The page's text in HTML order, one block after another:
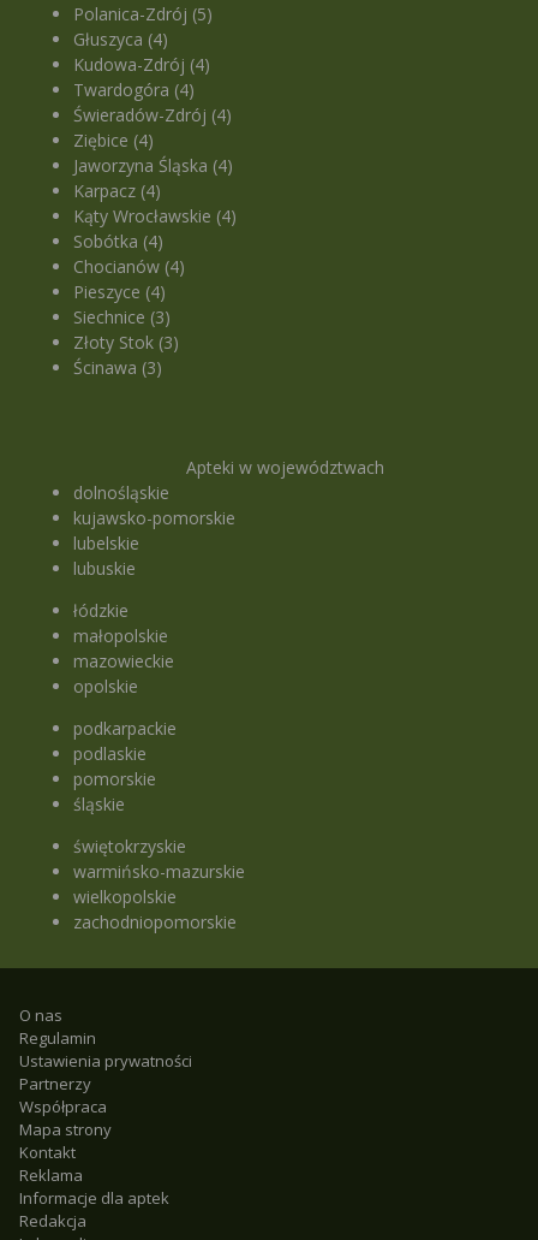
Polanica-Zdrój (5)
Głuszyca (4)
Kudowa-Zdrój (4)
Twardogóra (4)
Świeradów-Zdrój (4)
Ziębice (4)
Jaworzyna Śląska (4)
Karpacz (4)
Kąty Wrocławskie (4)
Sobótka (4)
Chocianów (4)
Pieszyce (4)
Siechnice (3)
Złoty Stok (3)
Ścinawa (3)
Apteki w województwach
dolnośląskie
kujawsko-pomorskie
lubelskie
lubuskie
łódzkie
małopolskie
mazowieckie
opolskie
podkarpackie
podlaskie
pomorskie
śląskie
świętokrzyskie
warmińsko-mazurskie
wielkopolskie
zachodniopomorskie
O nas
Regulamin
Ustawienia prywatności
Partnerzy
Współpraca
Mapa strony
Kontakt
Reklama
Informacje dla aptek
Redakcja